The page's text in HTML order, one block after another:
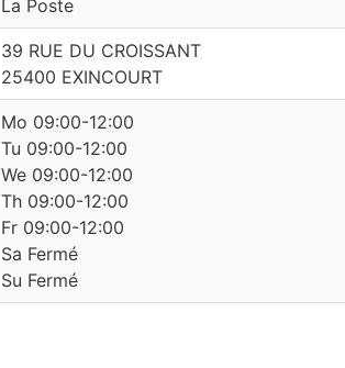
La Poste
39 RUE DU CROISSANT
25400 EXINCOURT
Mo 09:00-12:00
Tu 09:00-12:00
We 09:00-12:00
Th 09:00-12:00
Fr 09:00-12:00
Sa Fermé
Su Fermé